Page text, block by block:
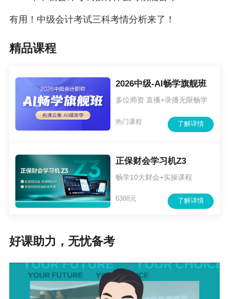
2026年中级考生必备，助力快速掌握重难点，高
分过中级，用过的考生都说好，
点击此处获取完
整版高频考点>>
相关推荐：
0元领！2026年中级会计全科三色笔记+思维导
图！
有用！中级会计考试三科考情分析来了！
精品课程
2026中级-AI畅学旗舰班
多位师资 直播+录播无限畅学
了解详情
热门课程
正保财会学习机Z3
畅学10大财会+实操课程
了解详情
6388元
好课助力，无忧备考